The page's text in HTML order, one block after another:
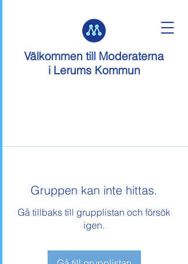
Välkommen till Moderaterna
i Lerums Kommun
Gruppen kan inte hittas.
Gå tillbaks till grupplistan och försök
igen.